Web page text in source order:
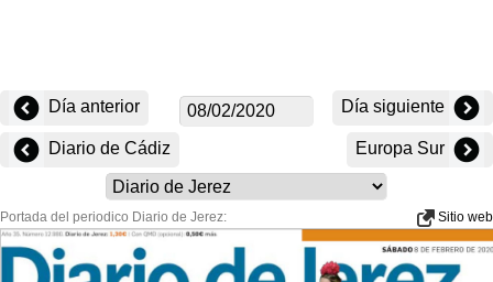
Día anterior Día siguiente
Diario de Cádiz Europa Sur
Portada del periodico Diario de Jerez: Sitio web